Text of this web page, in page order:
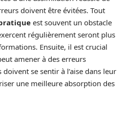
doivent être évitées. Tout
est souvent un obstacle
régulièrement seront plus
Ensuite, il est crucial
amener à des erreurs
se sentir à l’aise dans leur
une meilleure absorption des